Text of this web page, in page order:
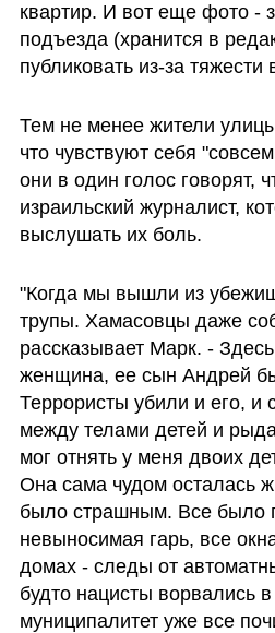
квартир. И вот еще фото -
подъезда (хранится в
публиковать из-за тяжести
Тем не менее жители
что чувствуют себя
они в один голос говорят,
израильский журналист,
выслушать их боль.
"Когда мы вышли из
трупы. Хамасовцы даже
рассказывает Марк. -
женщина, ее сын Андрей
Террористы убили и его, и
между телами детей и
мог отнять у меня двоих
Она сама чудом осталась
было страшным. Все было
невыносимая гарь, все
домах - следы от
будто нацисты ворвались
муниципалитет уже все